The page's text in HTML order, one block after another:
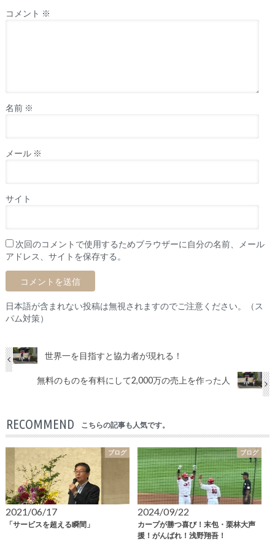
コメント ※
名前 ※
メール ※
サイト
次回のコメントで使用するためブラウザーに自分の名前、メール
アドレス、サイトを保存する。
日本語が含まれない投稿は無視されますのでご注意ください。（ス
パム対策）
世界一を目指すと協力者が現れる！
無料のものを有料にして2,000万の売上を作った人
RECOMMEND こちらの記事も人気です。
ブログ
2021/06/17
「サービスを超える瞬間」
ブログ
2024/09/22
カープが勝つ喜び！末包・栗林大声
援！がんばれ！浅野翔吾！